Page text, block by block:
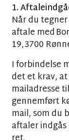
1.
Når du
aftale med
19, 3700
I forbindelse
det et krav,
mailadresse
gennemført
mail, som du
aftaler